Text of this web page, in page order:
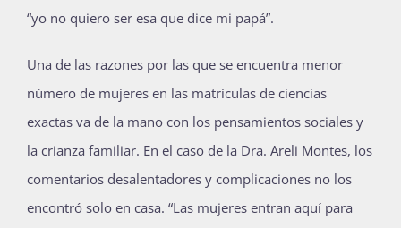
“yo no quiero ser esa que dice mi papá”.
Una de las razones por las que se encuentra menor
número de mujeres en las matrículas de ciencias
exactas va de la mano con los pensamientos sociales y
la crianza familiar. En el caso de la Dra. Areli Montes, los
comentarios desalentadores y complicaciones no los
encontró solo en casa. “Las mujeres entran aquí para